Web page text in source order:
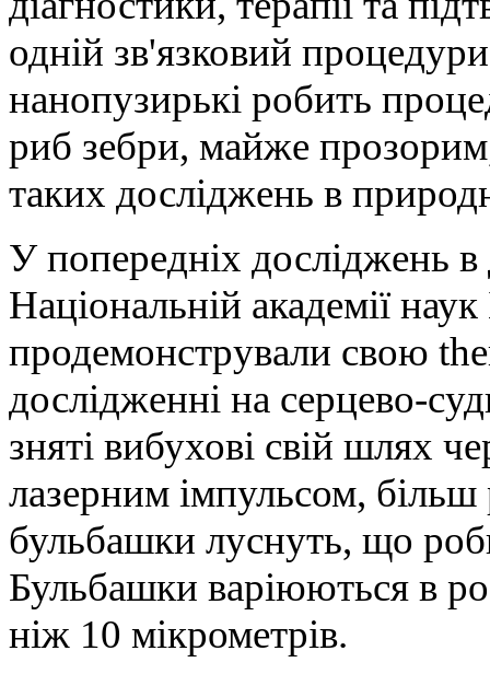
одній зв'язковий
нанопузирькі робить
риб зебри, майже
таких досліджень в
У попередніх досліджень
Національній академії
продемонстрували свою
дослідженні на серцево-
зняті вибухові свій шлях
лазерним імпульсом,
бульбашки луснуть, що
Бульбашки варіюються в
ніж 10 мікрометрів.